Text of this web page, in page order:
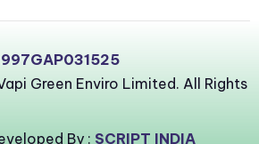
Green Enviro Limited. All Rights
By : SCRIPT INDIA